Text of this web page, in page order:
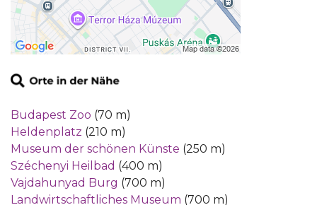
Budapest Zoo (70 m)
Heldenplatz (210 m)
Museum der schönen Künste (250 m)
Széchenyi Heilbad (400 m)
Vajdahunyad Burg (700 m)
Landwirtschaftliches Museum (700 m)